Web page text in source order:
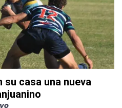
casa una nueva